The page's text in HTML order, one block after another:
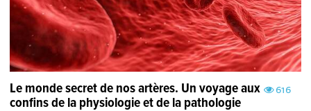
616
Le monde secret de nos artères. Un voyage aux
confins de la physiologie et de la pathologie